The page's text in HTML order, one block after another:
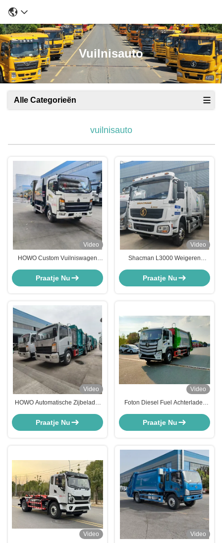
Vuilnisauto
Alle Categorieën
vuilnisauto
Video
HOWO Custom Vuilniswagen
Afvalverwijderingswagen
Praatje Nu
Video
Shacman L3000 Weigeren
vuilnis inzameling Truck 260HP
Praatje Nu
Video
HOWO Automatische Zijbelader
Afvalinzamelwagen
Praatje Nu
Video
Foton Diesel Fuel Achterlader
Verwijderingswagen 20cbm
Praatje Nu
Video
Video